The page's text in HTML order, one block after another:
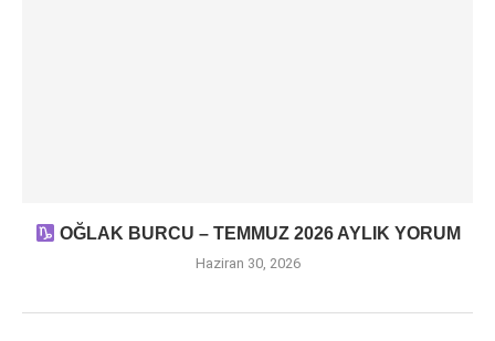
OĞLAK BURCU – TEMMUZ 2026 AYLIK YORUM
Haziran 30, 2026